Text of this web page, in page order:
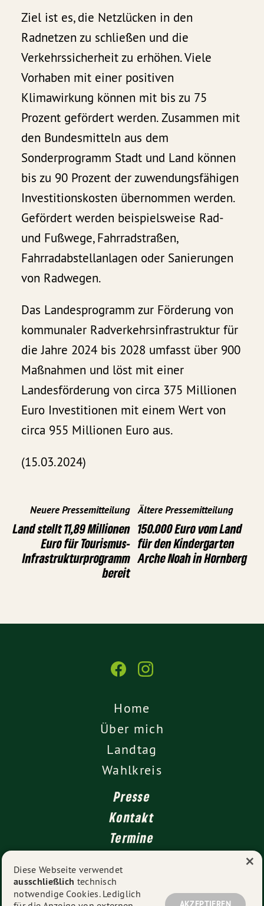
Ziel ist es, die Netzlücken in den
Radnetzen zu schließen und die
Verkehrssicherheit zu erhöhen. Viele
Vorhaben mit einer positiven
Klimawirkung können mit bis zu 75
Prozent gefördert werden. Zusammen mit
den Bundesmitteln aus dem
Sonderprogramm Stadt und Land können
bis zu 90 Prozent der zuwendungsfähigen
Investitionskosten übernommen werden.
Gefördert werden beispielsweise Rad-
und Fußwege, Fahrradstraßen,
Fahrradabstellanlagen oder Sanierungen
von Radwegen.
Das Landesprogramm zur Förderung von
kommunaler Radverkehrsinfrastruktur für
die Jahre 2024 bis 2028 umfasst über 900
Maßnahmen und löst mit einer
Landesförderung von circa 375 Millionen
Euro Investitionen mit einem Wert von
circa 955 Millionen Euro aus.
(15.03.2024)
Neuere Pressemitteilung
Land stellt 11,89 Millionen
Euro für Tourismus-
Infrastrukturprogramm
bereit
Ältere Pressemitteilung
150.000 Euro vom Land
für den Kindergarten
Arche Noah in Hornberg
Home
Über mich
Landtag
Wahlkreis
Presse
Kontakt
Termine
Impressum
Diese Webseite verwendet
ausschließlich technisch
notwendige Cookies. Lediglich
×